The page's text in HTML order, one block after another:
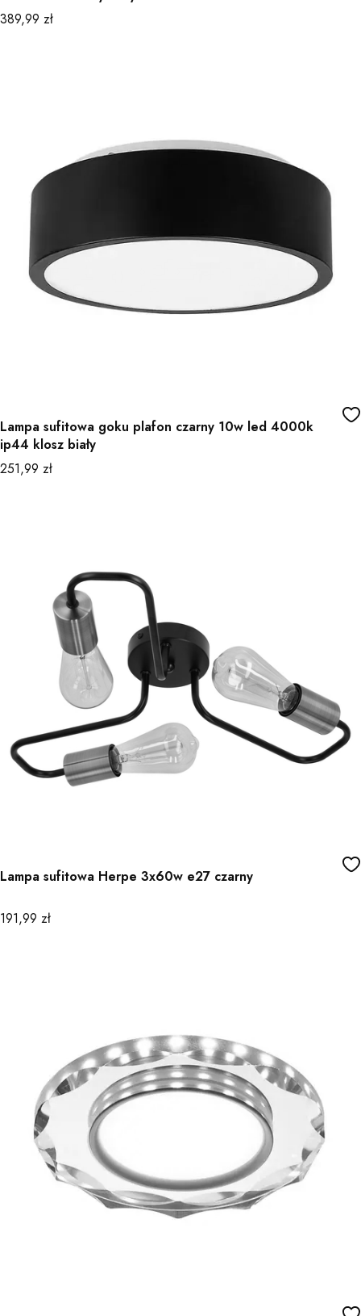
Cena
389,99 zł
Lampa sufitowa goku plafon czarny 10w led 4000k
ip44 klosz biały
Cena
251,99 zł
Lampa sufitowa Herpe 3x60w e27 czarny
Cena
191,99 zł